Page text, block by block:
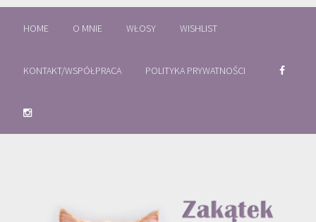
HOME O MNIE WŁOSY WISHLIST
KONTAKT/WSPÓŁPRACA POLITYKA PRYWATNOŚCI